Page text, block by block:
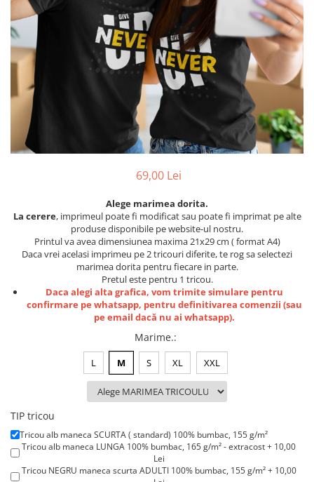
Cadouri barbati
Seturi cadou barbati
Seturi cadou barbati portofel si curea
Ceasuri pentru EL
Cadouri craciun barbati
Cadouri personalizate barbati
Cadouri copii
Caciuli copii
Cadouri craciun copii
Colectia Disney
Sticlă pentru apa Personalizată
Seturi cadou pentru copii KID's Collection
Lenjerii de pat pentru copii
Pijamale de CRACIUN
Pijamale de barbati
Halate si capoate
Pijamale
WINTER Collection
Etichete scolare
Sepci personalizate
Bannere personalizate scoli si gradinite
Caserole personalizate sandwich
Saculeti personalizati
Sticla de apa personalizata
Agende si caiete personalizate
69,00 Lei
Alege marimea dorita.
La cerere, imprimeul poate fi modificat sau poate fi imprimat pe alte
produse disponibile pe website-ul nostru.
Printul va avea dimensiunea maxima 21x29 cm ( format A4)
Daca vrei acelasi imprimeu pe 2 tricouri diferite, te rog sa selectezi
marimea dorita pentru fiecare in parte.
Pretul este pentru 1 tricou.
Daca alegi alta grafica, vom trimite simulare pentru
confirmare pe whatsapp, pentru definitivarea comenzii (sau
pe email dacă nu ai whatsapp).
Marime.:
L M S XL XXL
TIP tricou
Tricou alb maneca SCURTA ( standard) 100% bumbac, 155 g/m²
Tricou alb maneca LUNGA 100% bumbac, 165 g/m² - extracost + 10,00
Lei
Tricou NEGRU maneca scurta ADULTI 100% bumbac, 155 g/m² + 10,00